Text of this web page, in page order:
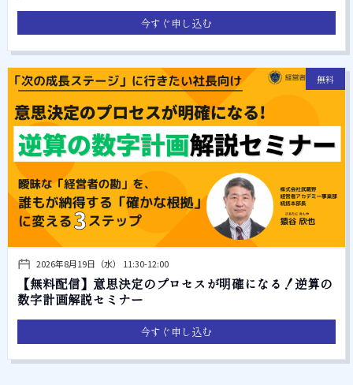
今すぐ申し込む
無料
2026年8月19日（水） 11:30-12:00
【無料配信】意思決定のプロセスが明確になる！逆算の
数字計画解説セミナー
今すぐ申し込む